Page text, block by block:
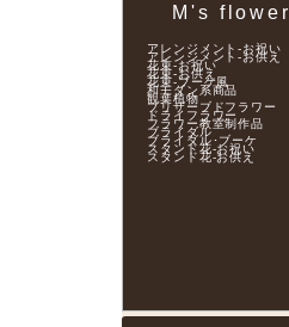
M's flower
アレンジメント-お祝い
アレンジメント-お供え
花束-お祝い
花束-お供え
花束-ブーケ風
和モダン系商品
観葉植物
プリザーブドフラワー
ドライフラワー
フラワー教室制作品
ブライダル
ブライダル･ブーケ
スタンド花-お祝い
スタンド花-お供え